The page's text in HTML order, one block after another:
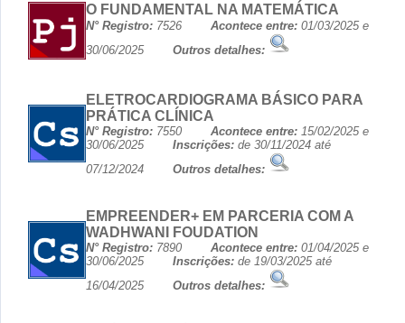
O FUNDAMENTAL NA MATEMÁTICA
N° Registro: 7526 Acontece entre: 01/03/2025 e
30/06/2025 Outros detalhes:
ELETROCARDIOGRAMA BÁSICO PARA
PRÁTICA CLÍNICA
N° Registro: 7550 Acontece entre: 15/02/2025 e
30/06/2025 Inscrições: de 30/11/2024 até
07/12/2024 Outros detalhes:
EMPREENDER+ EM PARCERIA COM A
WADHWANI FOUDATION
N° Registro: 7890 Acontece entre: 01/04/2025 e
30/06/2025 Inscrições: de 19/03/2025 até
16/04/2025 Outros detalhes: